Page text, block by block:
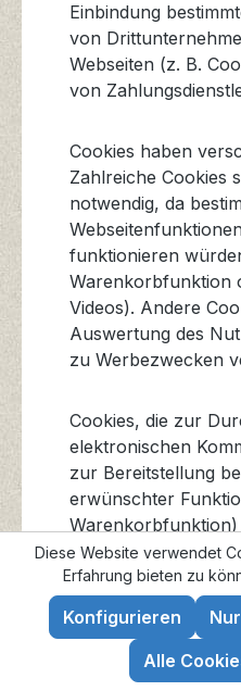
Einbindung
von
Webseiten (z. B.
von
Cookies haben
Zahlreiche Cookies
notwendig, da
funktionieren
Warenkorbfunktion
Videos). Andere
Auswertung des
zu Werbezwecken
Cookies, die zur
elektronischen
zur Bereitstellung
erwünschter
Optimierung der
zur Messung des
erforderlich sind
werden auf
lit. f DSGVO
andere
Diese Website verwendet
Erfahrung bieten zu
Konfigurieren
Alle